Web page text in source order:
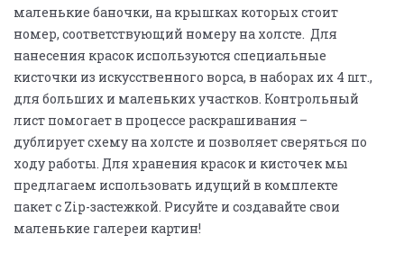
маленькие баночки, на крышках которых стоит
номер, соответствующий номеру на холсте. Для
нанесения красок используются специальные
кисточки из искусственного ворса, в наборах их 4 шт.,
для больших и маленьких участков. Контрольный
лист помогает в процессе раскрашивания –
дублирует схему на холсте и позволяет сверяться по
ходу работы. Для хранения красок и кисточек мы
предлагаем использовать идущий в комплекте
пакет с Zip-застежкой. Рисуйте и создавайте свои
маленькие галереи картин!